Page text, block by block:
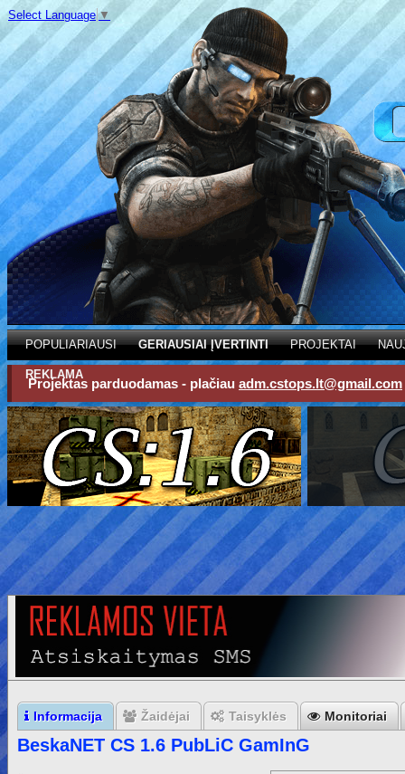
Select Language ▼
POPULIARIAUSI GERIAUSIAI ĮVERTINTI PROJEKTAI
REKLAMA
Projektas parduodamas - plačiau adm.cstops.lt@gmail.com
Informacija Žaidėjai Taisyklės Monitoriai
BeskaNET CS 1.6 PubLiC GamInG